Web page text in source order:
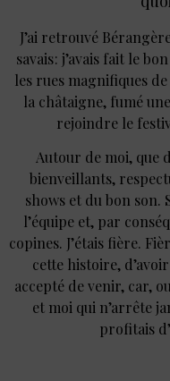
J’ai retrouvé
savais : j’avais fait le
les rues magnifiques
la châtaigne, fumé
rejoindre le
Autour de moi, que
bienveillants,
shows et du bon son.
l’équipe et, par
copines. J’étais fière.
cette histoire,
accepté de venir, car,
et moi qui n’arrête
profitais